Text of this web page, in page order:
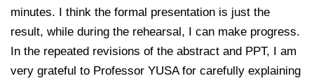
minutes. I think the formal presentation is just the
result, while during the rehearsal, I can make progress.
In the repeated revisions of the abstract and PPT, I am
very grateful to Professor YUSA for carefully explaining